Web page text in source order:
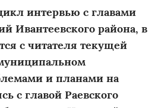
интервью с главами
Ивантеевского района, в
с читателя текущей
и планами на
с главой Раевского